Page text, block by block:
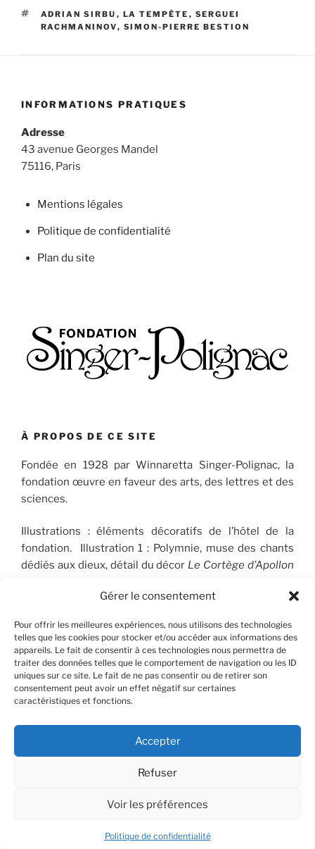
Gérer le consentement
Pour offrir les meilleures expériences, nous utilisons des technologies
telles que les cookies pour stocker et/ou accéder aux informations des
appareils. Le fait de consentir à ces technologies nous permettra de
traiter des données telles que le comportement de navigation ou les ID
uniques sur ce site. Le fait de ne pas consentir ou de retirer son
consentement peut avoir un effet négatif sur certaines
caractéristiques et fonctions.
Accepter
Refuser
Voir les préférences
Politique de confidentialité
ÉTIQUETTES
ADRIAN SIRBU , LA TEMPÊTE , SERGUEI
RACHMANINOV, SIMON-PIERRE BESTION
INFORMATIONS PRATIQUES
Adresse
43 avenue Georges Mandel
75116, Paris
Mentions légales
Politique de confidentialité
Plan du site
À PROPOS DE CE SITE
Fondée en 1928 par Winnaretta Singer-Polignac, la
fondation œuvre en faveur des arts, des lettres et des
sciences.
Illustrations : éléments décoratifs de l’hôtel de la
fondation. Illustration 1 : Polymnie, muse des chants
dédiés aux dieux, détail du décor Le Cortège d’Apollon
orne le plafond du Salon de musique. © FSP/OLG
RECHERCHER
Recherche
pour
:
InstagramContact